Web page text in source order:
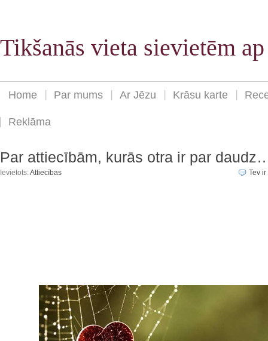
Tikšanās vieta sievietēm
Home Par mums Ar Jēzu Krāsu karte
Reklāma
Par attiecībām, kurās otra ir par
Ievietots:Attiecības Tev ir